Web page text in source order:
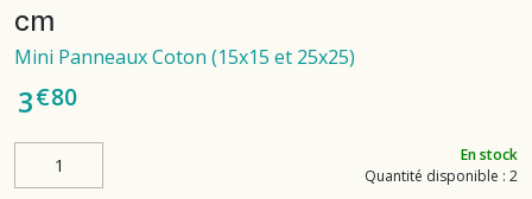
cm
Mini Panneaux Coton (15x15 et 25x25)
3€80
En stock
Quantité disponible : 2